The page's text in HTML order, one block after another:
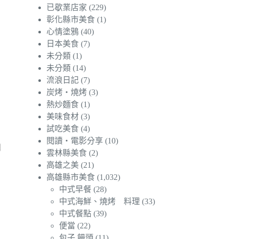
已歇業店家 (229)
彰化縣市美食 (1)
心情塗鴉 (40)
日本美食 (7)
未分類 (1)
未分類 (14)
流浪日記 (7)
炭烤‧燒烤 (3)
熱炒麵食 (1)
美味食材 (3)
試吃美食 (4)
閱讀‧電影分享 (10)
雲林縣美食 (2)
高雄之美 (21)
高雄縣市美食 (1,032)
中式早餐 (28)
中式海鮮、燒烤 料理 (33)
中式餐點 (39)
便當 (22)